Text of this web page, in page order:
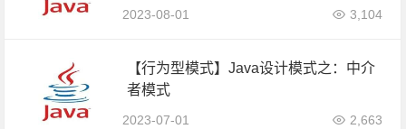
2023-08-01 3,104
【行为型模式】Java设计模式之：中介
者模式
2023-07-01 2,663